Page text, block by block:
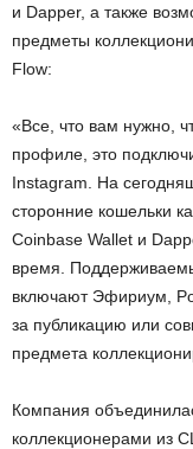
и Dapper, а также
предметы
Flow:
«Все, что вам нужно,
профиле, это
Instagram. На
сторонние кошельки
Coinbase Wallet и
время.
включают Эфириум,
за публикацию или
предмета
Компания
коллекционерами из